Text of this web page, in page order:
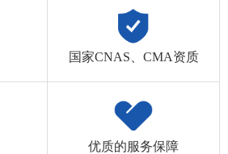
国家CNAS、CMA资质
优质的服务保障